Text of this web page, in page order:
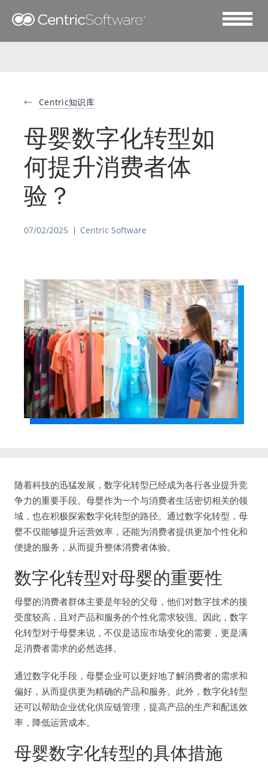
Centric知识库
母婴数字化转型如
何提升消费者体
验？
07/02/2025 Centric Software
随着科技的迅猛发展，数字化转型已经成为各行各业提升竞
争力的重要手段。母婴作为一个与消费者生活密切相关的领
域，也在积极探索数字化转型的路径。通过数字化转型，母
婴不仅能够提升运营效率，还能为消费者提供更加个性化和
便捷的服务，从而提升整体消费者体验。
数字化转型对母婴的重要性
母婴的消费者群体主要是年轻的父母，他们对数字技术的接
受度较高，且对产品和服务的个性化需求较强。因此，数字
化转型对于母婴来说，不仅是适应市场变化的需要，更是满
足消费者需求的必然选择。
通过数字化手段，母婴企业可以更好地了解消费者的需求和
偏好，从而提供更为精确的产品和服务。此外，数字化转型
还可以帮助企业优化供应链管理，提高产品的生产和配送效
率，降低运营成本。
母婴数字化转型的具体措施